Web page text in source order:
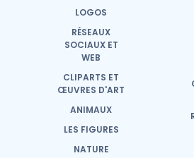
LOGOS
RÉSEAUX
SOCIAUX ET
WEB
CLIPARTS ET
ŒUVRES D'ART
ANIMAUX
LES FIGURES
NATURE